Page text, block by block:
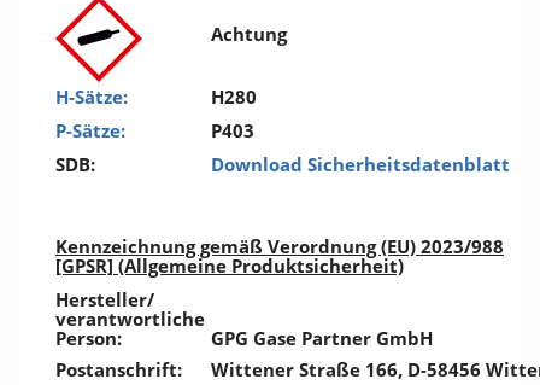
Achtung
H-Sätze:
H280
P-Sätze:
P403
SDB:
Download Sicherheitsdatenblatt
Kennzeichnung gemäß Verordnung (EU) 2023/988
[GPSR] (Allgemeine Produktsicherheit)
Hersteller/
verantwortliche
Person:
GPG Gase Partner GmbH
Postanschrift:
Wittener Straße 166, D-58456